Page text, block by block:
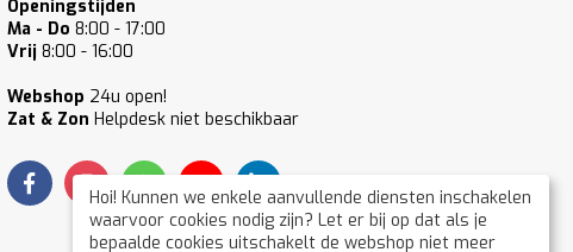
Openingstijden
Ma - Do 8:00 - 17:00
Vrij 8:00 - 16:00
Webshop 24u open!
Zat & Zon Helpdesk niet beschikbaar
Hoi! Kunnen we enkele aanvullende diensten inschakelen
waarvoor cookies nodig zijn? Let er bij op dat als je
bepaalde cookies uitschakelt de webshop niet meer